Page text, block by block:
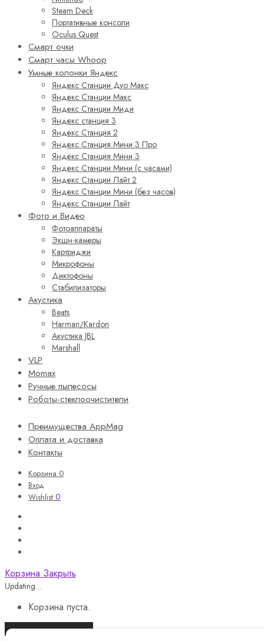
Steam Deck
Портативные консоли
Oculus Quest
Смарт очки
Смарт часы Whoop
Умные колонки Яндекс
Яндекс Станции Дуо Макс
Яндекс Станции Макс
Яндекс Станции Миди
Яндекс станция 3
Яндекс Станция 2
Яндекс Станция Мини 3 Про
Яндекс Станция Мини 3
Яндекс Станции Мини (с часами)
Яндекс Станции Лайт 2
Яндекс Станции Мини (без часов)
Яндекс Станции Лайт
Фото и Видео
Фотоаппараты
Экшн-камеры
Картриджи
Микрофоны
Диктофоны
Стабилизаторы
Акустика
Beats
Harman/Kardon
Акустика JBL
Marshall
VLP
Momax
Ручные пылесосы
Роботы-стеклоочистители
Преимущества AppMag
Оплата и доставка
Контакты
Корзина 0
Вход
Wishlist 0
Корзина Закрыть
Updating…
Корзина пуста.
Продолжить покупки